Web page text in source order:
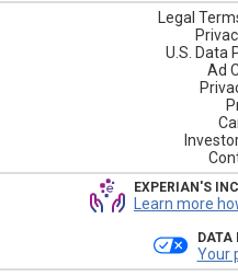
Legal
U.S. Data
Ad
EXPERIAN'S
Learn more
DATA
Your